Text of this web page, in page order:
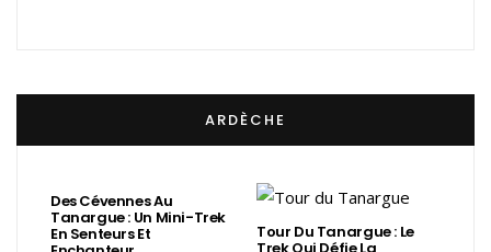
ARDÈCHE
Des Cévennes Au
Tanargue : Un Mini-Trek
En Senteurs Et Tour Du Tanargue : Le